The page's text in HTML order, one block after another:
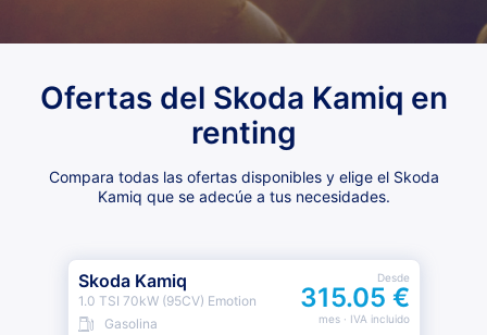
Ofertas del Skoda Kamiq en
renting
Compara todas las ofertas disponibles y elige el Skoda
Kamiq que se adecúe a tus necesidades.
Skoda Kamiq
1.0 TSI 70kW (95CV) Emotion
Gasolina
Desde
315.05 €
mes· IVA incluido